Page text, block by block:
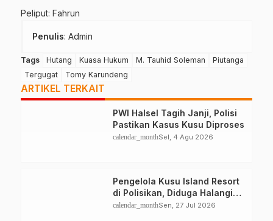
Peliput: Fahrun
Penulis: Admin
Tags Hutang Kuasa Hukum M. Tauhid Soleman
Piutanga
Tergugat
Tomy Karundeng
ARTIKEL TERKAIT
PWI Halsel Tagih Janji, Polisi
Pastikan Kasus Kusu Diproses
calendar_monthSel, 4 Agu 2026
Pengelola Kusu Island Resort
di Polisikan, Diduga Halangi
Kerja Jurnalis
calendar_monthSen, 27 Jul 2026